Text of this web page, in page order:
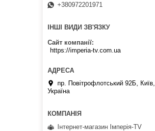
+380972201971
ІНШІ ВИДИ ЗВ'ЯЗКУ
Сайт компанії
https://imperia-tv.com.ua
пр. Повітрофлотський 92Б, Київ,
Україна
Інтернет-магазин Імперія-TV